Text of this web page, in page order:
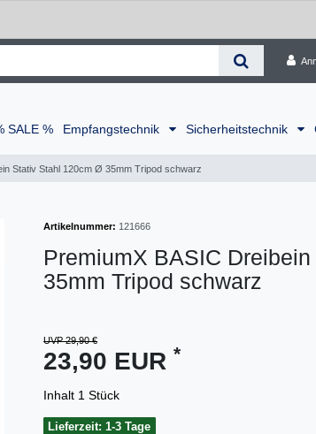
SALE % Empfangstechnik Sicherheitstechnik
Stativ Stahl 120cm Ø 35mm Tripod schwarz
Artikelnummer: 121666
PremiumX BASIC
35mm Tripod schwarz
UVP 29,90 €
23,90 EUR *
Inhalt 1 Stück
Lieferzeit: 1-3 Tage